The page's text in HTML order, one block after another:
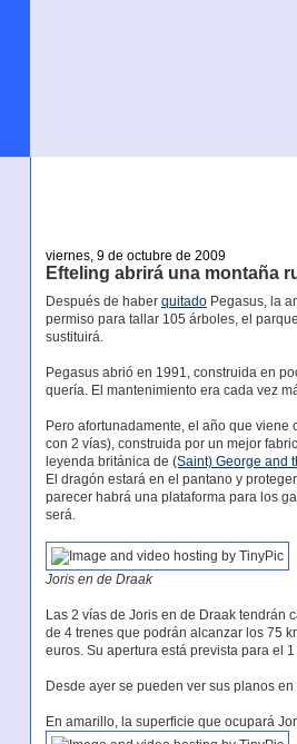
viernes, 9 de octubre de 2009
Efteling abrirá una montaña
Después de haber quitadoPegasus, la
permiso para tallar 105 árboles, el
sustituirá.
Pegasus abrió en 1991, construida en
quería. El mantenimiento era cada vez
Pero afortunadamente, el año que
con 2 vías), construida por un mejor
leyenda británica de (Saint) George and
El dragón estará en el pantano y
parecer habrá una plataforma para los
será.
Joris en de Draak
Las 2 vías de Joris en de Draak tendrán
de 4 trenes que podrán alcanzar los 75
euros. Su apertura está prevista para el
Desde ayer se pueden ver sus planos
En amarillo, la superficie que ocupará